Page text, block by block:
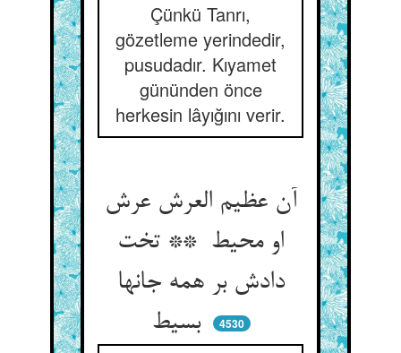
Çünkü Tanrı,
gözetleme yerindedir,
pusudadır. Kıyamet
gününden önce
herkesin lâyığını verir.
آن عظیم العرش عرش
او محیط ** تخت
دادش بر همه جانها
بسیط
4530